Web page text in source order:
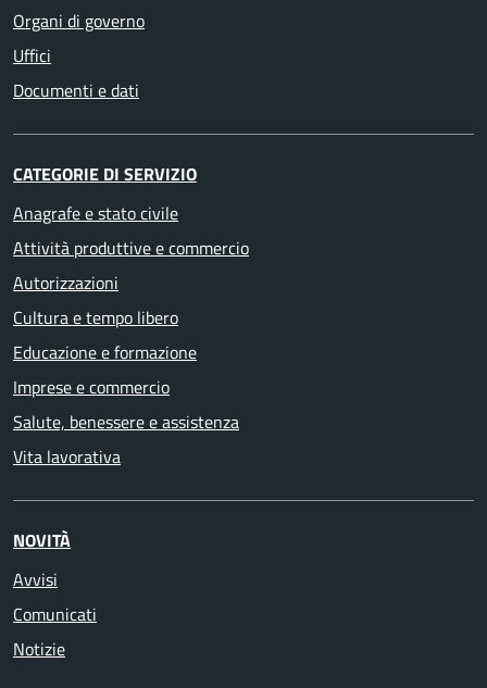
Organi di governo
Uffici
Documenti e dati
CATEGORIE DI SERVIZIO
Anagrafe e stato civile
Attività produttive e commercio
Autorizzazioni
Cultura e tempo libero
Educazione e formazione
Imprese e commercio
Salute, benessere e assistenza
Vita lavorativa
NOVITÀ
Avvisi
Comunicati
Notizie